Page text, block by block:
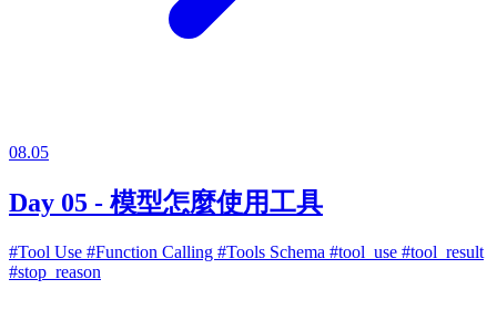
08.05
Day 05 - 模型怎麼使用工具
#Tool Use #Function Calling #Tools Schema #tool_use #tool_result
#stop_reason